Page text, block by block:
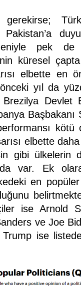
Pakistan’a
pek de
küresel
elbette en
yıl da
Devlet
Başbakanı
elbette
gibi ülkelerin
var. Ek
en
ise Arnold
ve Joe
ise